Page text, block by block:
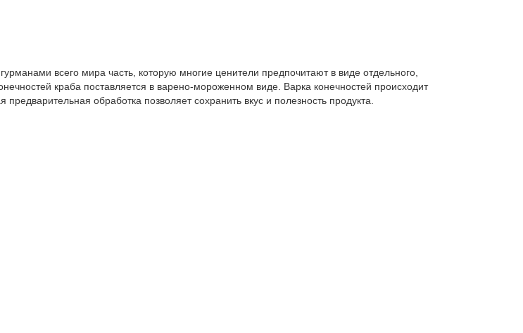
всего мира часть, которую многие ценители предпочитают в виде отдельного,
краба поставляется в варено-мороженном виде. Варка конечностей происходит
обработка позволяет сохранить вкус и полезность продукта.